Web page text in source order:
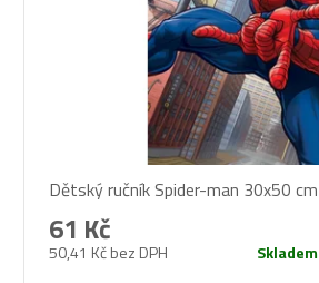
Dětský ručník Spider-man 30x50 cm
50,41 Kč bez DPH
61 Kč
Skladem